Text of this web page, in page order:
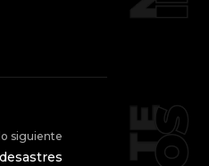
siguiente